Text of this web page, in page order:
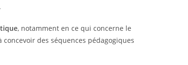
, notamment en ce qui concerne le
des séquences pédagogiques